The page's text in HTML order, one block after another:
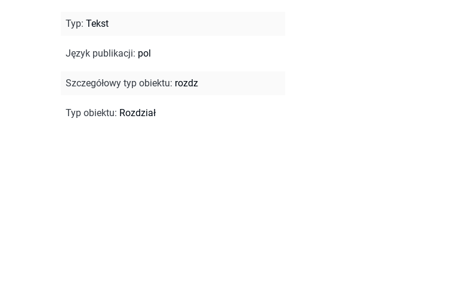
Typ: Tekst
Język publikacji: pol
Szczegółowy typ obiektu: rozdz
Typ obiektu: Rozdział